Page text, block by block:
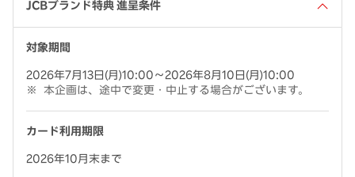
JCBブランド特典 進呈条件
対象期間
2026年7月13日(月)10:00～2026年8月10日(月)10:00
本企画は、途中で変更・中止する場合がございます。
カード利用期限
2026年10月末まで